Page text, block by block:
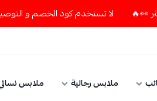
لا تستخدم كود الخصم و التوصيل المجاني " N7 " إلا إذا طلبت قطعتين أو أكثر 👀🔥
ملابس رجالية ملابس نسائي